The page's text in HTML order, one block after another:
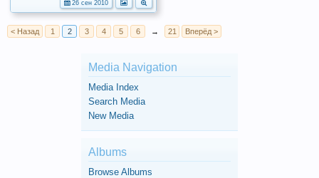
26 сен 2010
< Назад 1 2 3 4 5 6 → 21 Вперёд >
Media Navigation
Media Index
Search Media
New Media
Albums
Browse Albums